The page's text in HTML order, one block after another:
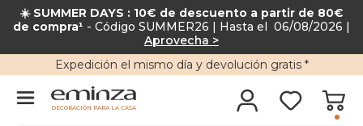
☀️ SUMMER DAYS : 10€ de descuento a partir de 80€
de compra¹ - Código SUMMER26 | Hasta el 06/08/2026 |
Aprovecha >
Expedición el mismo día y devolución gratis*
DECORACIÓN PARA LA CASA